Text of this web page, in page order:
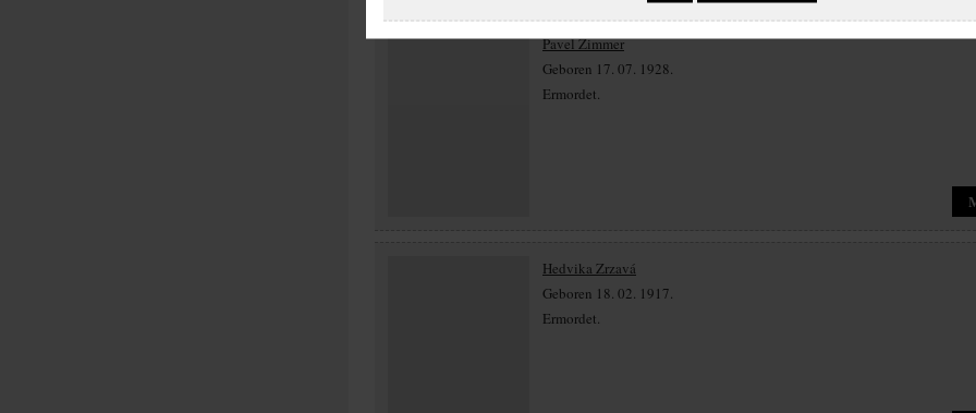
Pavel Zimmer
Geboren 17. 07. 1928.
Ermordet.
Hedvika Zrzavá
Geboren 18. 02. 1917.
Ermordet.